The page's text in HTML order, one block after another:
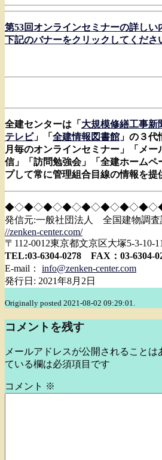
第53回オンラインセミナーの詳しい
下記のバナーをクリックしてくださ
全建センターは「 大規模修繕工事新
テレビ」「 全建情報図書館 」の３代
月毎のオンラインセミナー」「メ
信」
「訪問勉強会」「全建ホームペ
プして常に管理組合目線の情報を提
発信元:一般社団法人 全国建物調査
//zenken-center.com/
〒112-0012東京都文京区大塚5-3-10-
TEL:03-6304-0278 FAX：03-6304-
E-mail： info@zenken-center.com
発行日: 2021年8月2日
Originally posted 2021-08-02 09:29:01.
コメントを残す
メールアドレスが公開されることは
ている欄は必須項目です
コメント ※